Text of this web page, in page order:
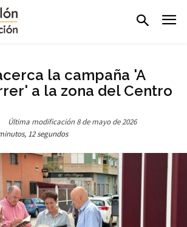
la campaña 'A
a la zona del Centro
Última modificación 8 de mayo de 2026
12 segundos